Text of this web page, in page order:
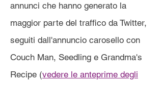
annunci che hanno generato la
maggior parte del traffico da Twitter,
seguiti dall'annuncio carosello con
Couch Man, Seedling e Grandma's
Recipe (vedere le anteprime degli